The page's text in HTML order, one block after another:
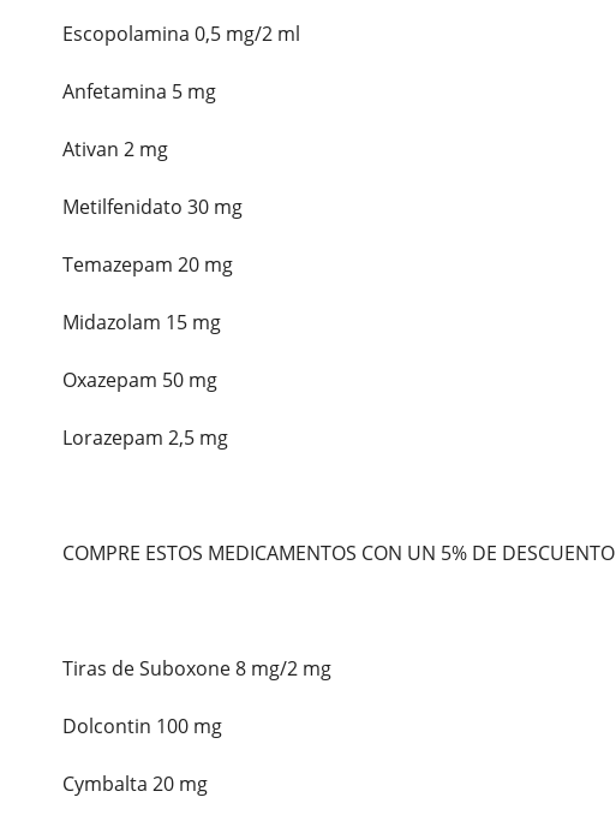
Escopolamina 0,5 mg/2 ml
Anfetamina 5 mg
Ativan 2 mg
Metilfenidato 30 mg
Temazepam 20 mg
Midazolam 15 mg
Oxazepam 50 mg
Lorazepam 2,5 mg
COMPRE ESTOS MEDICAMENTOS CON UN 5% DE DESCUENTO
Tiras de Suboxone 8 mg/2 mg
Dolcontin 100 mg
Cymbalta 20 mg